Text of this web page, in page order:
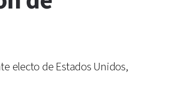
electo de Estados Unidos,